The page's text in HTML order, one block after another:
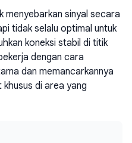
menyebarkan sinyal secara
tidak selalu optimal untuk
koneksi stabil di titik
dengan cara
dan memancarkannya
di area yang